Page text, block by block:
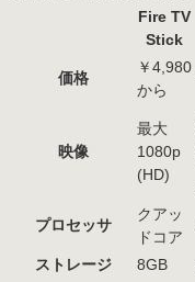
Fire TV
Stick
価格
￥4,980
から
映像
最大
1080p
(HD)
プロセッサ
クアッ
ドコア
ストレージ 8GB